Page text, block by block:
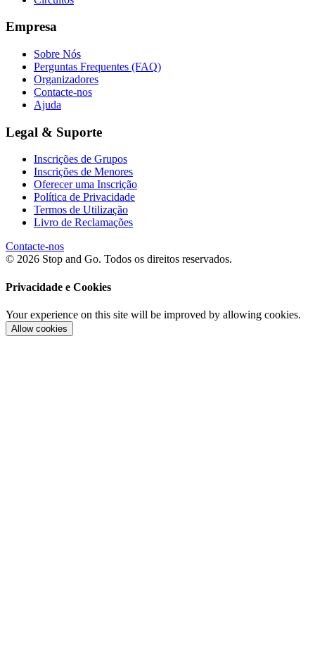
Empresa
Sobre Nós
Perguntas Frequentes (FAQ)
Organizadores
Contacte-nos
Ajuda
Legal & Suporte
Inscrições de Grupos
Inscrições de Menores
Oferecer uma Inscrição
Política de Privacidade
Termos de Utilização
Livro de Reclamações
Contacte-nos
© 2026 Stop and Go. Todos os direitos reservados.
Privacidade e Cookies
Your experience on this site will be improved by allowing cookies.
Allow cookies